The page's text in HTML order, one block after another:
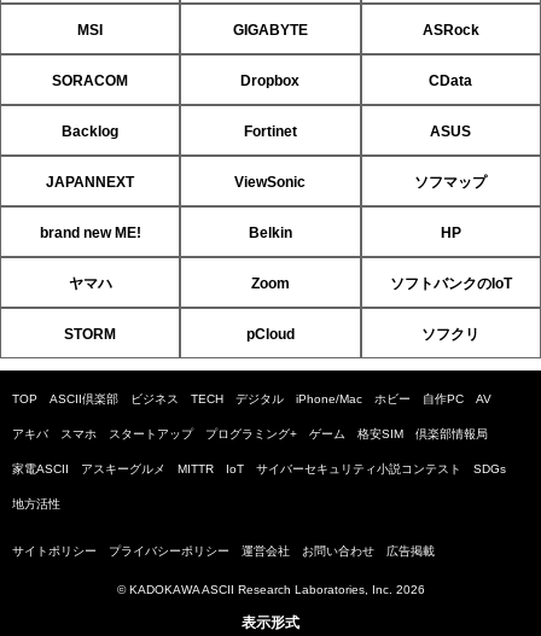
MSI GIGABYTE ASRock
SORACOM Dropbox CData
Backlog Fortinet ASUS
JAPANNEXT ViewSonic ソフマップ
brand new ME! Belkin HP
ヤマハ Zoom ソフトバンクのIoT
STORM pCloud ソフクリ
TOP ASCII倶楽部 ビジネス TECH デジタル iPhone/Mac ホビー 自作PC AV
アキバ スマホ スタートアップ プログラミング+ ゲーム 格安SIM 倶楽部情報局
家電ASCII アスキーグルメ MITTR IoT サイバーセキュリティ小説コンテスト SDGs
地方活性
サイトポリシー プライバシーポリシー 運営会社 お問い合わせ 広告掲載
© KADOKAWA ASCII Research Laboratories, Inc. 2026
表示形式